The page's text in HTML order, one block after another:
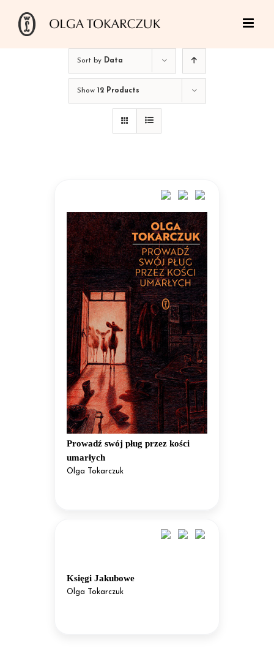
Sort by Data
Show 12 Products
Prowadź swój pług przez kości
umarłych
Olga Tokarczuk
Księgi Jakubowe
Olga Tokarczuk